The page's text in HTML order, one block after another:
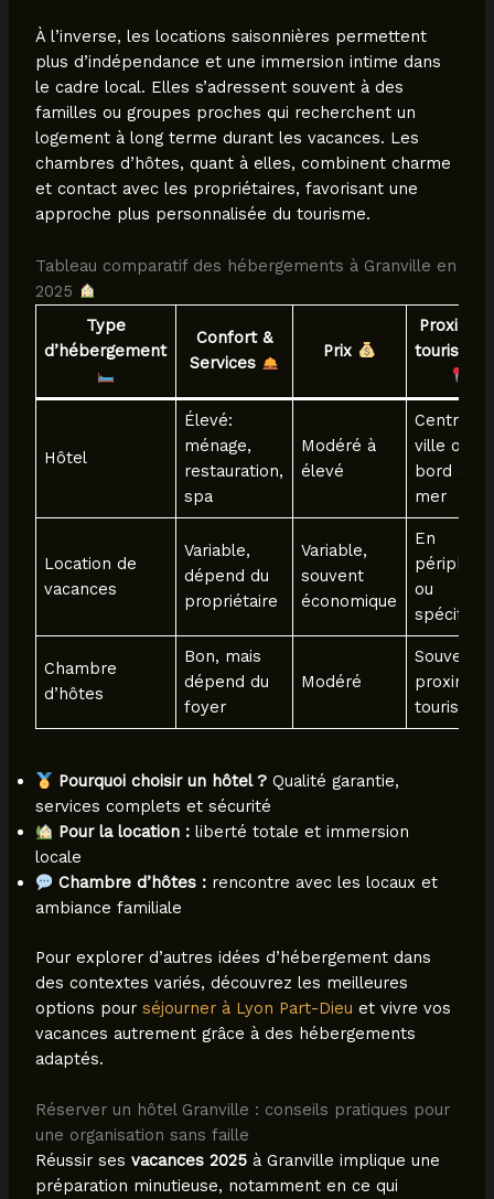
À l’inverse, les locations saisonnières permettent
plus d’indépendance et une immersion intime dans
le cadre local. Elles s’adressent souvent à des
familles ou groupes proches qui recherchent un
logement à long terme durant les vacances. Les
chambres d’hôtes, quant à elles, combinent charme
et contact avec les propriétaires, favorisant une
approche plus personnalisée du tourisme.
Tableau comparatif des hébergements à Granville en
2025
Type
d’hébergement
Confort &
Services
Prix
Proximité
Hôtel
Élevé:
ménage,
restauration,
spa
Modéré à
élevé
Centre
ville ou
bord de
mer
Location de
vacances
Variable,
dépend du
propriétaire
Variable,
souvent
économique
En
ou
Chambre
d’hôtes
Bon, mais
dépend du
foyer
Modéré
Souvent
proximité
Pourquoi choisir un hôtel ? Qualité garantie,
services complets et sécurité
Pour la location : liberté totale et immersion
locale
Chambre d’hôtes : rencontre avec les locaux et
ambiance familiale
Pour explorer d’autres idées d’hébergement dans
des contextes variés, découvrez les meilleures
options pour séjourner à Lyon Part-Dieu et vivre vos
vacances autrement grâce à des hébergements
adaptés.
Réserver un hôtel Granville : conseils pratiques pour
une organisation sans faille
Réussir ses vacances 2025à Granville implique une
préparation minutieuse, notamment en ce qui